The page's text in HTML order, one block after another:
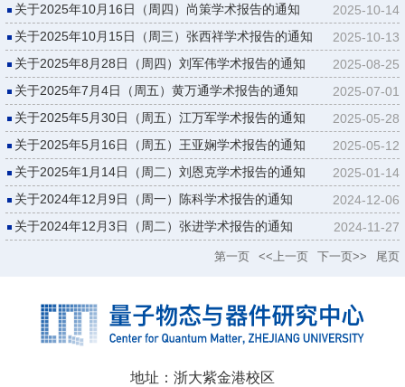
关于2025年10月16日（周四）尚策学术报告的通知
2025-10-14
关于2025年10月15日（周三）张西祥学术报告的通知
2025-10-13
关于2025年8月28日（周四）刘军伟学术报告的通知
2025-08-25
关于2025年7月4日（周五）黄万通学术报告的通知
2025-07-01
关于2025年5月30日（周五）江万军学术报告的通知
2025-05-28
关于2025年5月16日（周五）王亚娴学术报告的通知
2025-05-12
关于2025年1月14日（周二）刘恩克学术报告的通知
2025-01-14
关于2024年12月9日（周一）陈科学术报告的通知
2024-12-06
关于2024年12月3日（周二）张进学术报告的通知
2024-11-27
第一页 <<上一页 下一页>> 尾页
地址：浙大紫金港校区